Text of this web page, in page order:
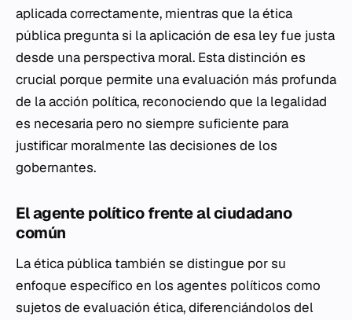
aplicada correctamente, mientras que la ética
pública pregunta si la aplicación de esa ley fue justa
desde una perspectiva moral. Esta distinción es
crucial porque permite una evaluación más profunda
de la acción política, reconociendo que la legalidad
es necesaria pero no siempre suficiente para
justificar moralmente las decisiones de los
gobernantes.
El agente político frente al ciudadano
común
La ética pública también se distingue por su
enfoque específico en los agentes políticos como
sujetos de evaluación ética, diferenciándolos del